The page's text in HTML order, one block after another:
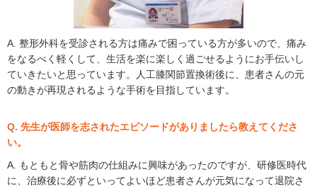
A. 整形外科を受診される方は痛みで困っている方が多いので、痛み
をなるべく軽くして、生活を楽に楽しく過ごせるようにお手伝いし
ていきたいと思っています。人工膝関節置換術後に、患者さんの元
の動きが再現されるような手術を目指しています。
Q. 先生が医師を志されたエピソードがありましたら教えてくださ
い。
A. もともと骨や筋肉の仕組みに興味があったのですが、研修医時代
に、治療後に必ずといってよいほど患者さんが元気になって退院さ